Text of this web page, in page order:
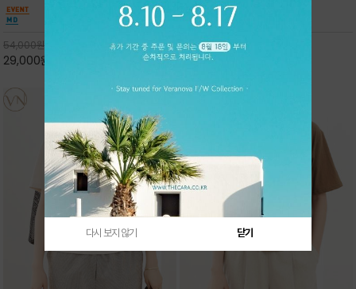
안함을 동시에 느낄수 있으며 차분하고 필요한
컬러웨이로 단독 또는 린넨 자켓/ 여름점퍼 안에
코디하기 만능템 입니다^^
54,000원
29,000원
핏 강연티셔츠
한 착용감을 선사하며, 자연스럽게 떨어지는 실루
엣이 편안하며 ★도회적인 무드로 루즈하게 단독
65,000원
30,000
다시 보지 않기 닫기